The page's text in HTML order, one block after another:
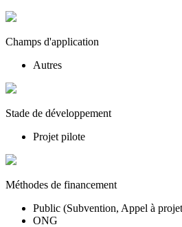
Champs d'application
Autres
Stade de développement
Projet pilote
Méthodes de financement
Public (Subvention, Appel à
ONG